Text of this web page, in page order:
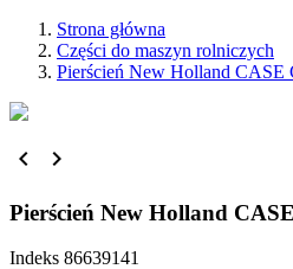
Strona główna
Części do maszyn rolniczych
Pierścień New Holland CASE
 
Pierścień New Holland
Indeks 86639141